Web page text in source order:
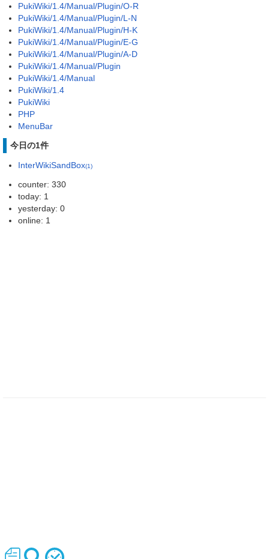
PukiWiki/1.4/Manual/Plugin/O-R
PukiWiki/1.4/Manual/Plugin/L-N
PukiWiki/1.4/Manual/Plugin/H-K
PukiWiki/1.4/Manual/Plugin/E-G
PukiWiki/1.4/Manual/Plugin/A-D
PukiWiki/1.4/Manual/Plugin
PukiWiki/1.4/Manual
PukiWiki/1.4
PukiWiki
PHP
MenuBar
今日の1件
InterWikiSandBox(1)
counter: 330
today: 1
yesterday: 0
online: 1